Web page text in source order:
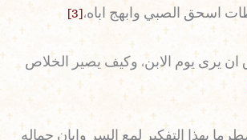
اسحق الصبي وابهج اباه،[3]
ان يرى يوم الابن، وكيف يصير الخلاص